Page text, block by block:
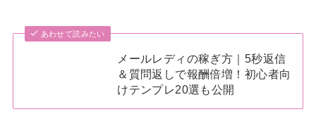
あわせて読みたい
メールレディの稼ぎ方｜5秒返信
＆質問返しで報酬倍増！初心者向
けテンプレ20選も公開